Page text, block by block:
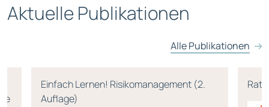
Aktuelle Publikationen
Alle Publikationen
Einfach Lernen! Risikomanagement (2.
Auflage)